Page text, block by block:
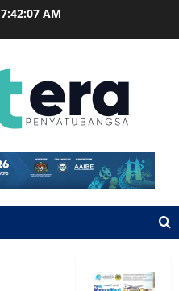
7:42:08 AM